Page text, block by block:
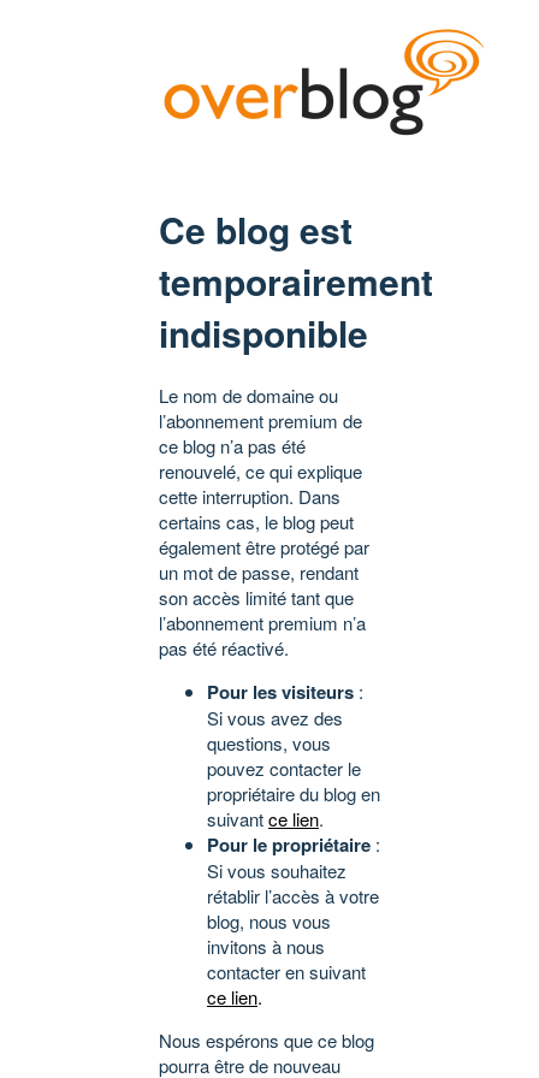
Ce blog est
temporairement
indisponible
Le nom de domaine ou
l’abonnement premium de
ce blog n’a pas été
renouvelé, ce qui explique
cette interruption. Dans
certains cas, le blog peut
également être protégé par
un mot de passe, rendant
son accès limité tant que
l’abonnement premium n’a
pas été réactivé.
Pour les visiteurs :
Si vous avez des
questions, vous
pouvez contacter le
propriétaire du blog en
suivantce lien.
Pour le propriétaire :
Si vous souhaitez
rétablir l’accès à votre
blog, nous vous
invitons à nous
contacter en suivant
ce lien.
Nous espérons que ce blog
pourra être de nouveau